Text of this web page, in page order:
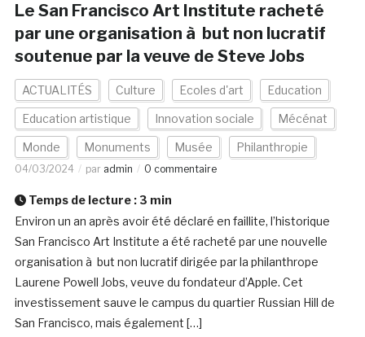
Le San Francisco Art Institute racheté
par une organisation à but non lucratif
soutenue par la veuve de Steve Jobs
ACTUALITÉS Culture Ecoles d'art Education
Education artistique Innovation sociale Mécénat
Monde Monuments Musée Philanthropie
04/03/2024 par admin 0 commentaire
Temps de lecture : 3 min
Environ un an après avoir été déclaré en faillite, l’historique
San Francisco Art Institute a été racheté par une nouvelle
organisation à but non lucratif dirigée par la philanthrope
Laurene Powell Jobs, veuve du fondateur d’Apple. Cet
investissement sauve le campus du quartier Russian Hill de
San Francisco, mais également […]